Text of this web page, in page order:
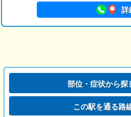
詳
部位・症状から探
この駅を通る路